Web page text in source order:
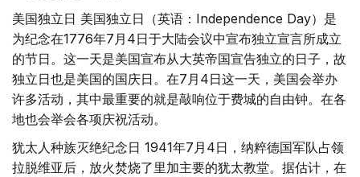
美国独立日 美国独立日（英语：Independence Day）是
为纪念在1776年7月4日于大陆会议中宣布独立宣言所成立
的节日。这一天是美国宣布从大英帝国宣告独立的日子，故
独立日也是美国的国庆日。在7月4日这一天，美国会举办
许多活动，其中最重要的就是敲响位于费城的自由钟。在各
地也会举会各项庆祝活动。
犹太人种族灭绝纪念日 1941年7月4日，纳粹德国军队占领
拉脱维亚后，放火焚烧了里加主要的犹太教堂。据估计，在